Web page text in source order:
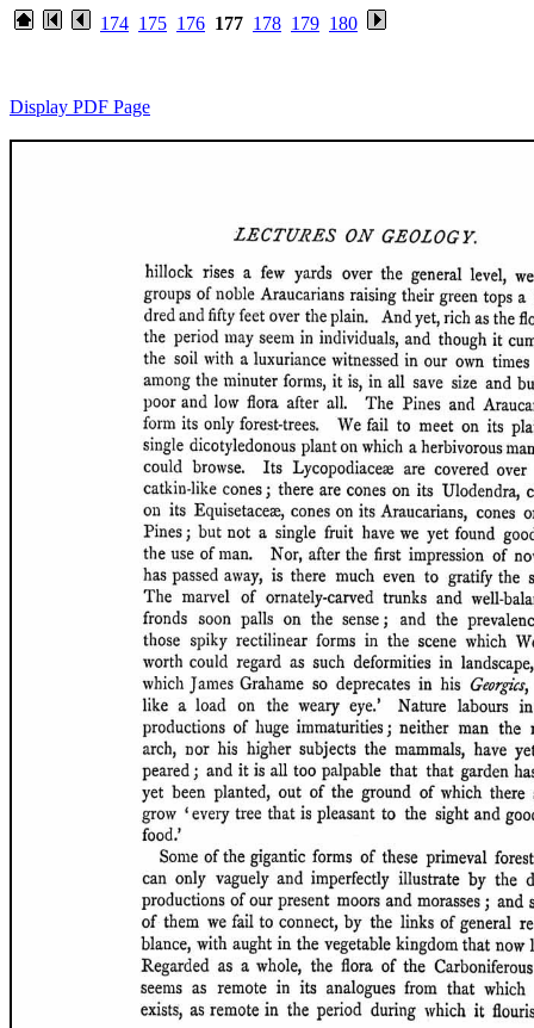
174 175 176 177 178 179 180
Display PDF Page